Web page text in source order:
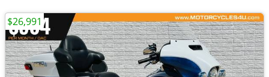
$26,991